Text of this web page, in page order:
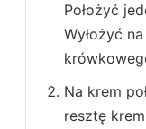
Położyć
Wyłożyć
Na krem
resztę